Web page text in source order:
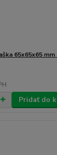
65x65x65
Pridať do